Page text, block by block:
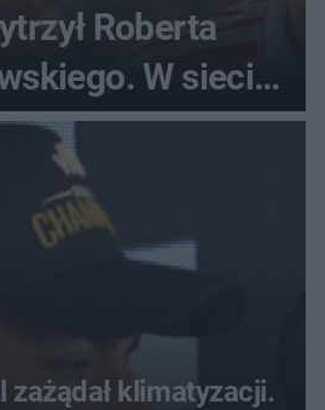
Roberta
W sieci
z tego pojedynku
zażądał klimatyzacji.